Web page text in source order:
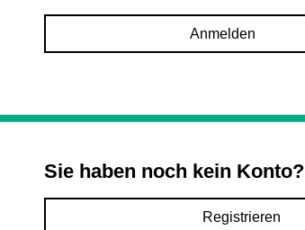
Anmelden
Sie haben noch kein Konto?
Registrieren